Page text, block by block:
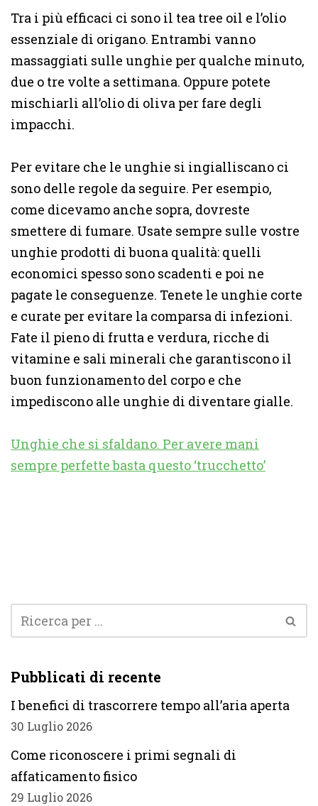
Tra i più efficaci ci sono il tea tree oil e l’olio
essenziale di origano. Entrambi vanno
massaggiati sulle unghie per qualche minuto,
due o tre volte a settimana. Oppure potete
mischiarli all’olio di oliva per fare degli
impacchi.
Per evitare che le unghie si ingialliscano ci
sono delle regole da seguire. Per esempio,
come dicevamo anche sopra, dovreste
smettere di fumare. Usate sempre sulle vostre
unghie prodotti di buona qualità: quelli
economici spesso sono scadenti e poi ne
pagate le conseguenze. Tenete le unghie corte
e curate per evitare la comparsa di infezioni.
Fate il pieno di frutta e verdura, ricche di
vitamine e sali minerali che garantiscono il
buon funzionamento del corpo e che
impediscono alle unghie di diventare gialle.
Unghie che si sfaldano. Per avere mani
sempre perfette basta questo ‘trucchetto’
Pubblicati di recente
I benefici di trascorrere tempo all’aria aperta
30 Luglio 2026
Come riconoscere i primi segnali di
affaticamento fisico
29 Luglio 2026